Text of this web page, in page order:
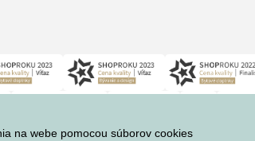
na webe pomocou súborov cookies